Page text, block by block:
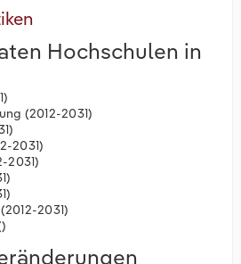
Hochschulen in
)
(2012-2031)
)
2031)
2031)
)
)
2012-2031)
)